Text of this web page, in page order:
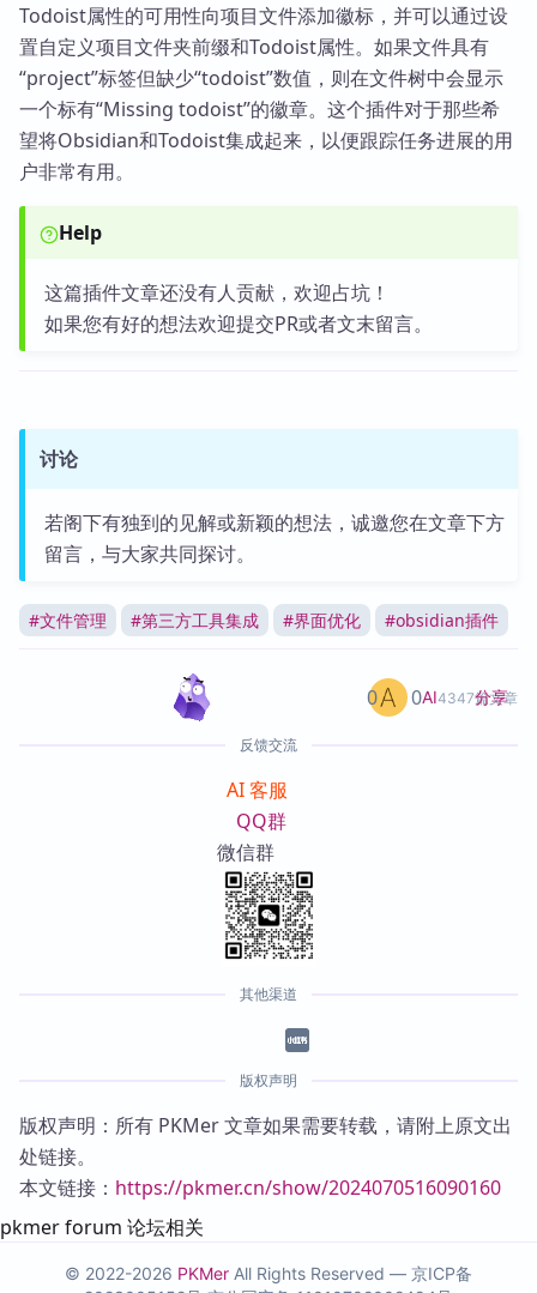
Todoist属性的可用性向项目文件添加徽标，并可以通过设
置自定义项目文件夹前缀和Todoist属性。如果文件具有
“project”标签但缺少“todoist”数值，则在文件树中会显示
一个标有“Missing todoist”的徽章。这个插件对于那些希
望将Obsidian和Todoist集成起来，以便跟踪任务进展的用
户非常有用。
Help
这篇插件文章还没有人贡献，欢迎占坑！
如果您有好的想法欢迎提交PR或者文末留言。
讨论
若阁下有独到的见解或新颖的想法，诚邀您在文章下方
留言，与大家共同探讨。
#文件管理 #第三方工具集成 #界面优化 #obsidian插件
AI4347篇文章
0 0 分享
反馈交流
AI 客服
QQ群
微信群
其他渠道
版权声明
版权声明：所有 PKMer 文章如果需要转载，请附上原文出
处链接。
本文链接： https://pkmer.cn/show/2024070516090160
pkmer forum 论坛相关
© 2022-2026 PKMer All Rights Reserved — 京ICP备